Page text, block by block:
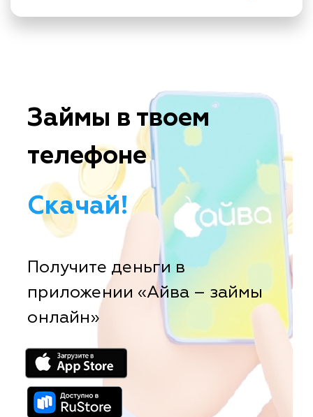
Займы в твоем
телефоне
Скачай!
Получите деньги в
приложении «Айва – займы
онлайн»